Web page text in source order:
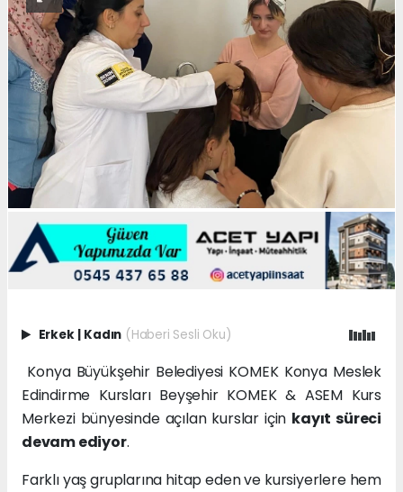
Erkek Kadın (Haberi Sesli Oku)
Konya Büyükşehir Belediyesi KOMEK Konya Meslek
Edindirme Kursları Beyşehir KOMEK & ASEM Kurs
Merkezi bünyesinde açılan kurslar için kayıt süreci
devam ediyor.
Farklı yaş gruplarına hitap eden ve kursiyerlere hem